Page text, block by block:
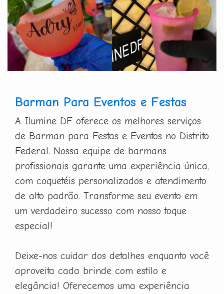
Barman Para Eventos e Festas
A Ilumine DF oferece os melhores serviços
de Barman para Festas e Eventos no Distrito
Federal. Nossa equipe de barmans
profissionais garante uma experiência única,
com coquetéis personalizados e atendimento
de alto padrão. Transforme seu evento em
um verdadeiro sucesso com nosso toque
especial!
Deixe-nos cuidar dos detalhes enquanto você
aproveita cada brinde com estilo e
elegância! Oferecemos uma experiência